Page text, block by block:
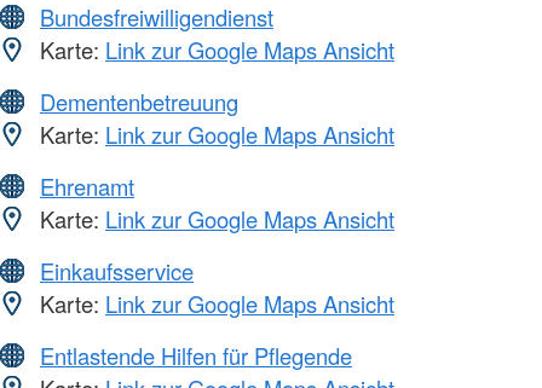
Bundesfreiwilligendienst
Karte: Link zur Google Maps Ansicht
Dementenbetreuung
Karte: Link zur Google Maps Ansicht
Ehrenamt
Karte: Link zur Google Maps Ansicht
Einkaufsservice
Karte: Link zur Google Maps Ansicht
Entlastende Hilfen für Pflegende